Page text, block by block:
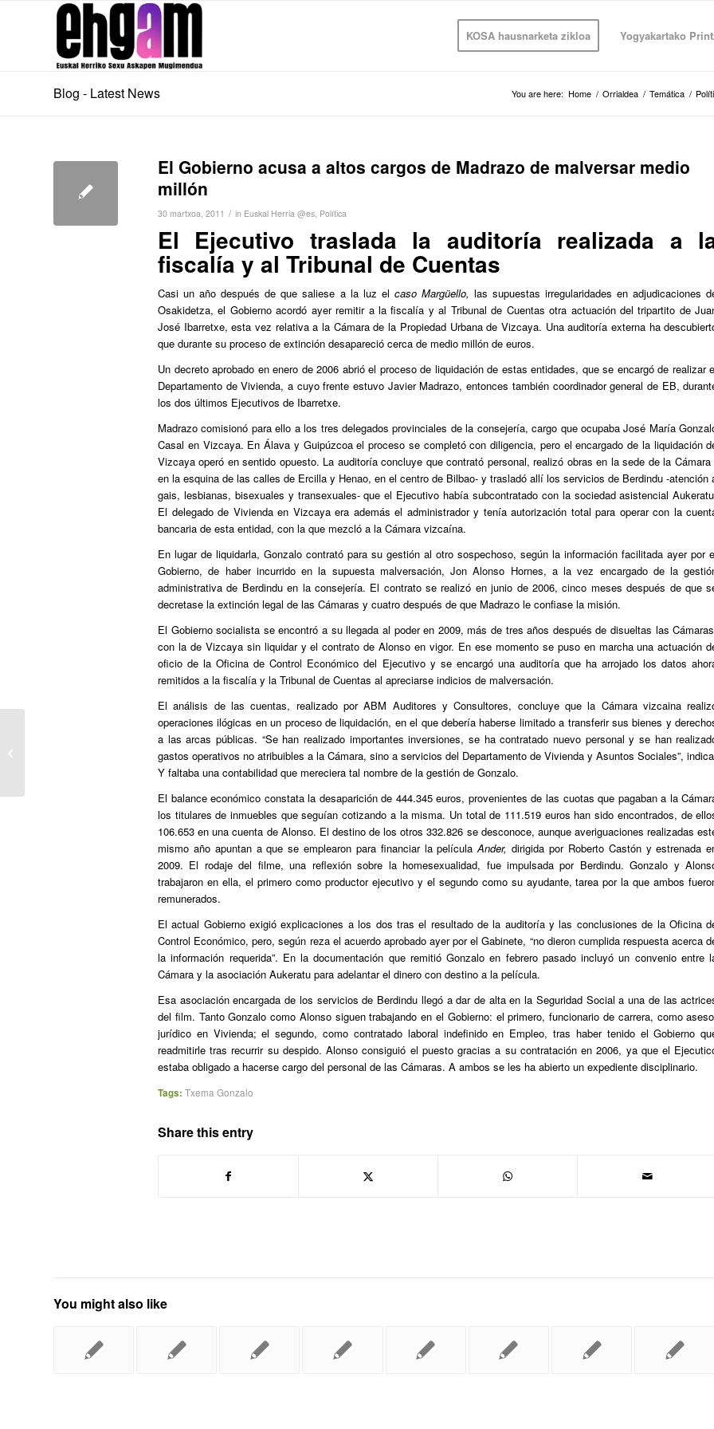
KOSA hausnarketa zikloa Yogyakartako
Blog - Latest News You are here: Home / Orrialdea / Temática /
El Gobierno acusa a altos cargos de Madrazo de malversar medio
millón
30 martxoa, 2011 / in Euskal Herria @es, Política
El Ejecutivo traslada la auditoría realizada a
fiscalía y al Tribunal de Cuentas
Casi un año después de que saliese a la luz el caso Margüello, las supuestas irregularidades en adjudicaciones
Osakidetza, el Gobierno acordó ayer remitir a la fiscalía y al Tribunal de Cuentas otra actuación del tripartito de
José Ibarretxe, esta vez relativa a la Cámara de la Propiedad Urbana de Vizcaya. Una auditoría externa ha
que durante su proceso de extinción desapareció cerca de medio millón de euros.
Un decreto aprobado en enero de 2006 abrió el proceso de liquidación de estas entidades, que se encargó de realizar
Departamento de Vivienda, a cuyo frente estuvo Javier Madrazo, entonces también coordinador general de EB,
los dos últimos Ejecutivos de Ibarretxe.
Madrazo comisionó para ello a los tres delegados provinciales de la consejería, cargo que ocupaba José María
Casal en Vizcaya. En Álava y Guipúzcoa el proceso se completó con diligencia, pero el encargado de la liquidación
Vizcaya operó en sentido opuesto. La auditoría concluye que contrató personal, realizó obras en la sede de la Cámara
en la esquina de las calles de Ercilla y Henao, en el centro de Bilbao- y trasladó allí los servicios de Berdindu -atención
gais, lesbianas, bisexuales y transexuales- que el Ejecutivo había subcontratado con la sociedad asistencial
El delegado de Vivienda en Vizcaya era además el administrador y tenía autorización total para operar con la
bancaria de esta entidad, con la que mezcló a la Cámara vizcaína.
En lugar de liquidarla, Gonzalo contrató para su gestión al otro sospechoso, según la información facilitada ayer por
Gobierno, de haber incurrido en la supuesta malversación, Jon Alonso Hornes, a la vez encargado de la
administrativa de Berdindu en la consejería. El contrato se realizó en junio de 2006, cinco meses después de que
decretase la extinción legal de las Cámaras y cuatro después de que Madrazo le confiase la misión.
El Gobierno socialista se encontró a su llegada al poder en 2009, más de tres años después de disueltas las
con la de Vizcaya sin liquidar y el contrato de Alonso en vigor. En ese momento se puso en marcha una actuación
oficio de la Oficina de Control Económico del Ejecutivo y se encargó una auditoría que ha arrojado los datos
remitidos a la fiscalía y la Tribunal de Cuentas al apreciarse indicios de malversación.
El análisis de las cuentas, realizado por ABM Auditores y Consultores, concluye que la Cámara vizcaina
operaciones ilógicas en un proceso de liquidación, en el que debería haberse limitado a transferir sus bienes y
a las arcas públicas. “Se han realizado importantes inversiones, se ha contratado nuevo personal y se han
gastos operativos no atribuibles a la Cámara, sino a servicios del Departamento de Vivienda y Asuntos Sociales”,
Y faltaba una contabilidad que mereciera tal nombre de la gestión de Gonzalo.
El balance económico constata la desaparición de 444.345 euros, provenientes de las cuotas que pagaban a la
los titulares de inmuebles que seguían cotizando a la misma. Un total de 111.519 euros han sido encontrados, de
106.653 en una cuenta de Alonso. El destino de los otros 332.826 se desconoce, aunque averiguaciones realizadas
mismo año apuntan a que se emplearon para financiar la películaAnder, dirigida por Roberto Castón y estrenada
2009. El rodaje del filme, una reflexión sobre la homesexualidad, fue impulsada por Berdindu. Gonzalo y
trabajaron en ella, el primero como productor ejecutivo y el segundo como su ayudante, tarea por la que ambos
remunerados.
El actual Gobierno exigió explicaciones a los dos tras el resultado de la auditoría y las conclusiones de la Oficina
Control Económico, pero, según reza el acuerdo aprobado ayer por el Gabinete, “no dieron cumplida respuesta acerca
la información requerida”. En la documentación que remitió Gonzalo en febrero pasado incluyó un convenio entre
Cámara y la asociación Aukeratu para adelantar el dinero con destino a la película.
Esa asociación encargada de los servicios de Berdindu llegó a dar de alta en la Seguridad Social a una de las
del film. Tanto Gonzalo como Alonso siguen trabajando en el Gobierno: el primero, funcionario de carrera, como
jurídico en Vivienda; el segundo, como contratado laboral indefinido en Empleo, tras haber tenido el Gobierno
readmitirle tras recurrir su despido. Alonso consiguió el puesto gracias a su contratación en 2006, ya que el
estaba obligado a hacerse cargo del personal de las Cámaras. A ambos se les ha abierto un expediente disciplinario.
Tags: Txema Gonzalo
Share this entry
You might also like
Carrillo: “En la guerra hubo una